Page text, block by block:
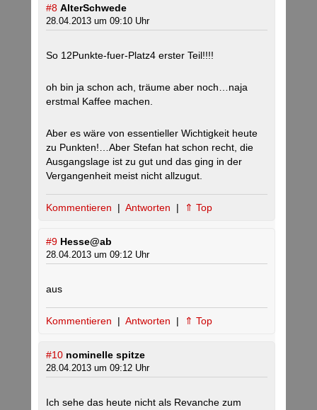
#8 AlterSchwede
28.04.2013 um 09:10 Uhr
So 12Punkte-fuer-Platz4 erster Teil!!!!
oh bin ja schon ach, träume aber noch…naja
erstmal Kaffee machen.
Aber es wäre von essentieller Wichtigkeit heute
zu Punkten!…Aber Stefan hat schon recht, die
Ausgangslage ist zu gut und das ging in der
Vergangenheit meist nicht allzugut.
Kommentieren | Antworten | ⇑ Top
#9 Hesse@ab
28.04.2013 um 09:12 Uhr
aus
Kommentieren | Antworten | ⇑ Top
#10 nominelle spitze
28.04.2013 um 09:12 Uhr
Ich sehe das heute nicht als Revanche zum